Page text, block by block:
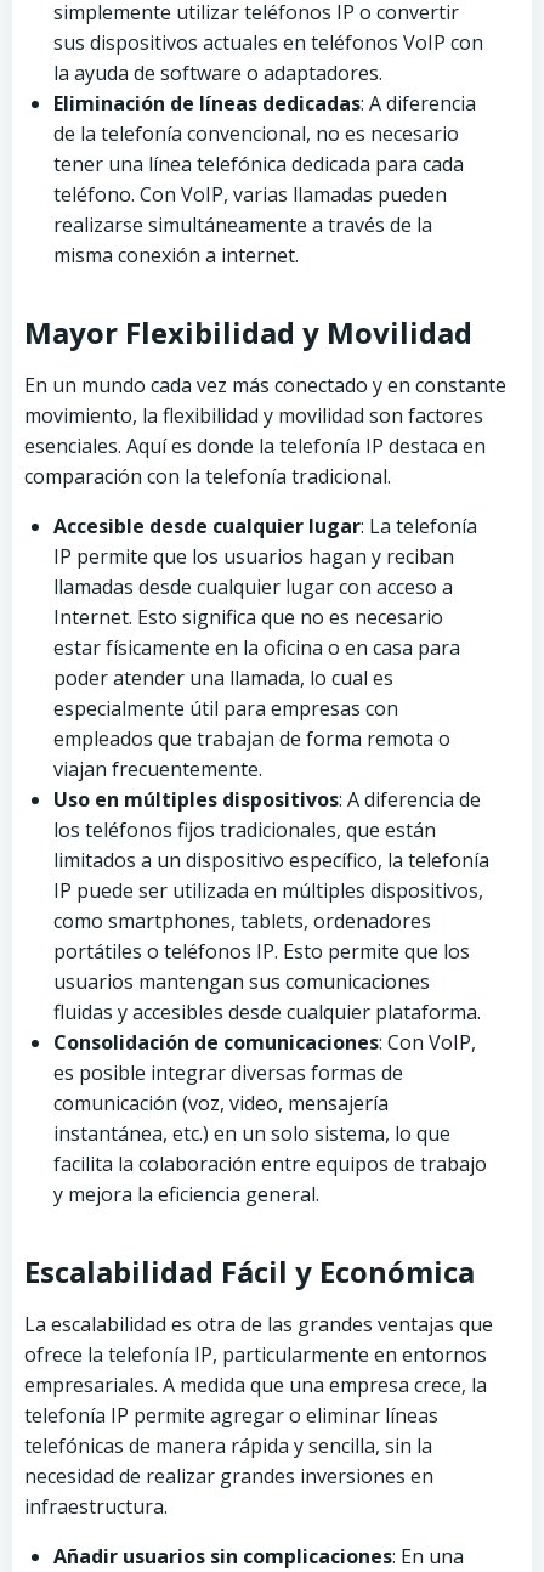
simplemente utilizar teléfonos IP o convertir
sus dispositivos actuales en teléfonos VoIP con
la ayuda de software o adaptadores.
Eliminación de líneas dedicadas: A diferencia
de la telefonía convencional, no es necesario
tener una línea telefónica dedicada para cada
teléfono. Con VoIP, varias llamadas pueden
realizarse simultáneamente a través de la
misma conexión a internet.
Mayor Flexibilidad y Movilidad
En un mundo cada vez más conectado y en constante
movimiento, la flexibilidad y movilidad son factores
esenciales. Aquí es donde la telefonía IP destaca en
comparación con la telefonía tradicional.
Accesible desde cualquier lugar: La telefonía
IP permite que los usuarios hagan y reciban
llamadas desde cualquier lugar con acceso a
Internet. Esto significa que no es necesario
estar físicamente en la oficina o en casa para
poder atender una llamada, lo cual es
especialmente útil para empresas con
empleados que trabajan de forma remota o
viajan frecuentemente.
Uso en múltiples dispositivos: A diferencia de
los teléfonos fijos tradicionales, que están
limitados a un dispositivo específico, la telefonía
IP puede ser utilizada en múltiples dispositivos,
como smartphones, tablets, ordenadores
portátiles o teléfonos IP. Esto permite que los
usuarios mantengan sus comunicaciones
fluidas y accesibles desde cualquier plataforma.
Consolidación de comunicaciones: Con VoIP,
es posible integrar diversas formas de
comunicación (voz, video, mensajería
instantánea, etc.) en un solo sistema, lo que
facilita la colaboración entre equipos de trabajo
y mejora la eficiencia general.
Escalabilidad Fácil y Económica
La escalabilidad es otra de las grandes ventajas que
ofrece la telefonía IP, particularmente en entornos
empresariales. A medida que una empresa crece, la
telefonía IP permite agregar o eliminar líneas
telefónicas de manera rápida y sencilla, sin la
necesidad de realizar grandes inversiones en
infraestructura.
Añadir usuarios sin complicaciones: En una